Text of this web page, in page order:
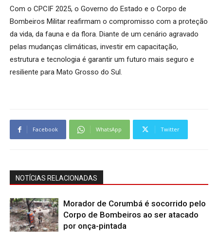
Com o CPCIF 2025, o Governo do Estado e o Corpo de
Bombeiros Militar reafirmam o compromisso com a proteção
da vida, da fauna e da flora. Diante de um cenário agravado
pelas mudanças climáticas, investir em capacitação,
estrutura e tecnologia é garantir um futuro mais seguro e
resiliente para Mato Grosso do Sul.
Facebook WhatsApp Twitter
NOTÍCIAS RELACIONADAS
Morador de Corumbá é socorrido pelo
Corpo de Bombeiros ao ser atacado
por onça-pintada